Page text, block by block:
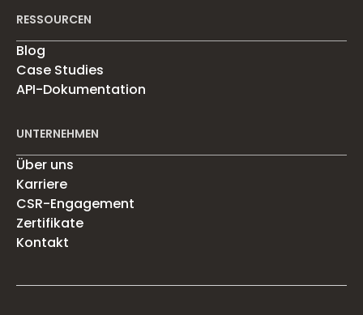
RESSOURCEN
Blog
Case Studies
API-Dokumentation
UNTERNEHMEN
Über uns
Karriere
CSR-Engagement
Zertifikate
Kontakt